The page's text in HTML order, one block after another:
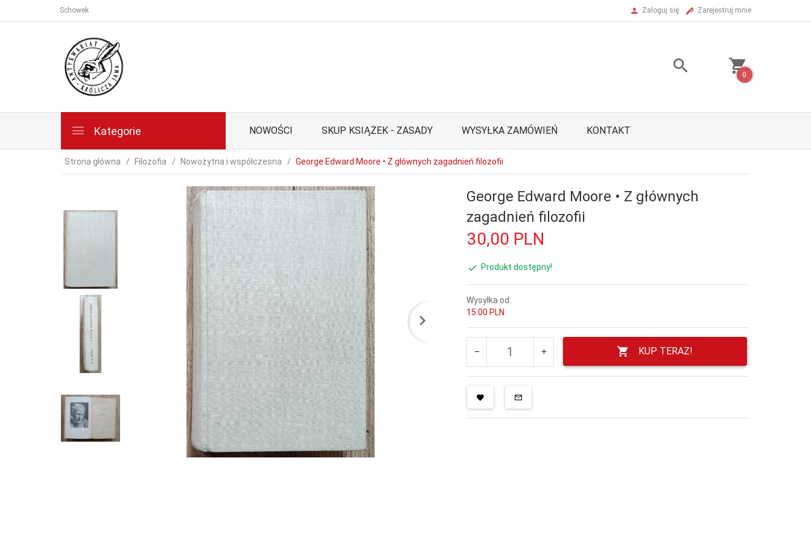
Schowek Zaloguj się Zarejestruj mnie
0
Kategorie NOWOŚCI SKUP KSIĄŻEK - ZASADY WYSYŁKA ZAMÓWIEŃ KONTAKT
Strona główna Filozofia Nowożytna i współczesna George Edward Moore • Z głównych zagadnień filozofii
George Edward Moore • Z głównych
zagadnień filozofii
30,00 PLN
Produkt dostępny!
Wysyłka od:
15.00 PLN
KUP TERAZ!